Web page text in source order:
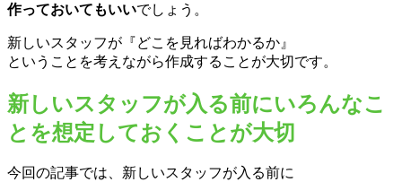
作っておいてもいいでしょう。
新しいスタッフが『どこを見ればわかるか』
ということを考えながら作成することが大切です。
新しいスタッフが入る前にいろんなこ
とを想定しておくことが大切
今回の記事では、新しいスタッフが入る前に